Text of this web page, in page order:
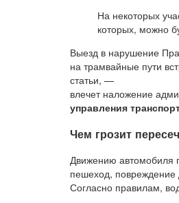
На некоторых
которых, можно
Выезд в нарушение
на трамвайные пути
статьи, —
влечет наложение
управления
Чем грозит
Движению автомобиля
пешеход, повреждение
Согласно правилам,